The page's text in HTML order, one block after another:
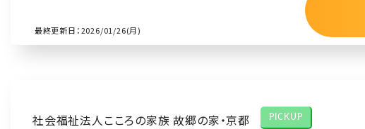
最終更新日：2026/01/26(月)
社会福祉法人こころの家族 故郷の家・京都 PICKUP